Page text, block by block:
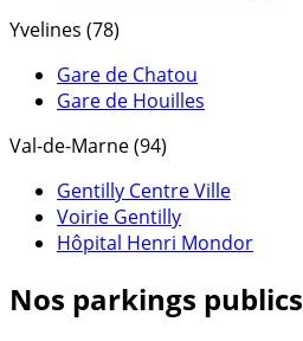
Yvelines (78)
Gare de Chatou
Gare de Houilles
Val-de-Marne (94)
Gentilly Centre Ville
Voirie Gentilly
Hôpital Henri Mondor
Nos parkings publics